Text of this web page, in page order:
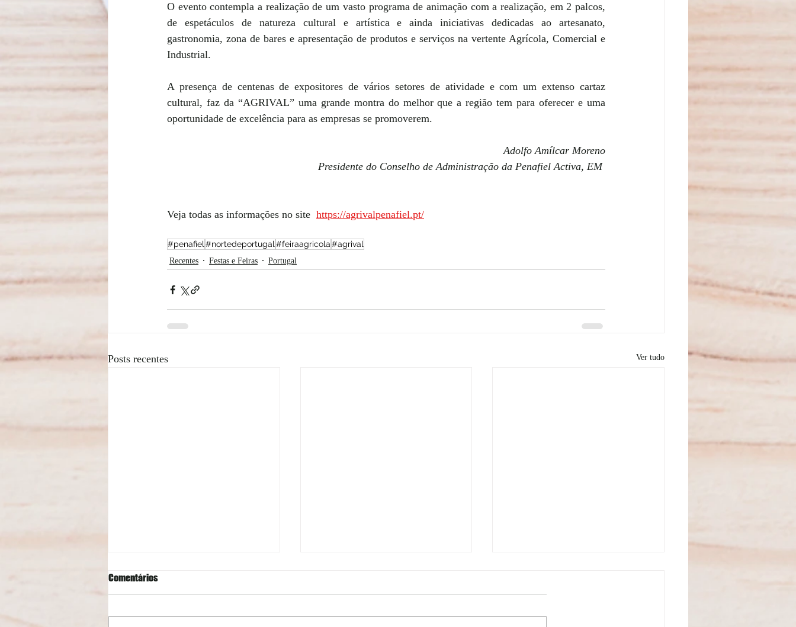
O evento contempla a realização de um vasto programa de animação com a realização, em 2 palcos,
de espetáculos de natureza cultural e artística e ainda iniciativas dedicadas ao artesanato,
gastronomia, zona de bares e apresentação de produtos e serviços na vertente Agrícola, Comercial e
Industrial.
A presença de centenas de expositores de vários setores de atividade e com um extenso cartaz
cultural, faz da “AGRIVAL” uma grande montra do melhor que a região tem para oferecer e uma
oportunidade de excelência para as empresas se promoverem.
Adolfo Amílcar Moreno
Presidente do Conselho de Administração da Penafiel Activa, EM
Veja todas as informações no site https://agrivalpenafiel.pt/
#penafiel #nortedeportugal #feiraagricola#agrival
Recentes Festas e Feiras Portugal
Posts recentes Ver tudo
Comentários